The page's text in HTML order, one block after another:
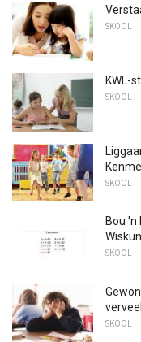
SKOOL
KWL-
SKOOL
SKOOL
Bou 'n
SKOOL
SKOOL